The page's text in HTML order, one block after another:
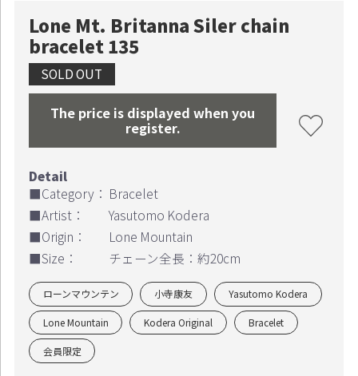
Lone Mt. Britanna Siler chain
bracelet 135
SOLD OUT
The price is displayed when you
register.
■Category： Bracelet
■Artist：
Yasutomo Kodera
■Origin：
Lone Mountain
■Size：
チェーン全長：約20cm
ローンマウンテン 小寺康友 Yasutomo Kodera
Lone Mountain Kodera Original Bracelet
会員限定
Continue shopping